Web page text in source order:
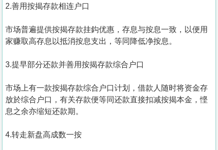
2.善用按揭存款相连户口
市场普遍提供按揭存款挂鈎优惠，存息与按息一致，以便用
家赚取高存息以抵消按息支出，等同降低净按息。
3.提早部分还款并善用按揭存款综合户口
市场上有一款按揭存款综合户口计划，借款人随时将资金存
放於综合户口，有关存款便等同还款直接扣减按揭本金，悭
息之余亦缩短还款期。
4.转走新盘高成数一按